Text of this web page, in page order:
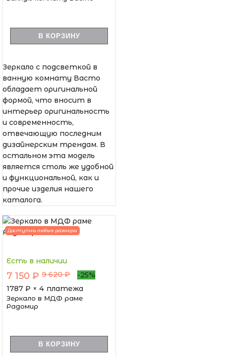
В КОРЗИНУ
Зеркало с подсветкой в
ванную комнату Васто
обладает оригинальной
формой, что вносит в
интерьер оригинальность
и современность,
отвечающую последним
дизайнерским трендам. В
остальном эта модель
является столь же удобной
и функциональной, как и
прочие изделия нашего
каталога.
Доступны любые размеры
Есть в наличии
7 150 ₽ 9 620 ₽
-25%
1787 ₽ × 4 платежа
Зеркало в МДФ раме
Радомир
В КОРЗИНУ